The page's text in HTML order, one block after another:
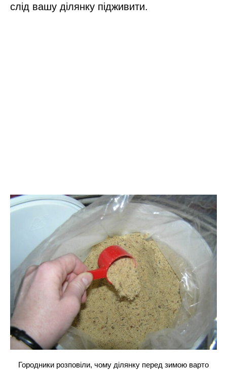
слід вашу ділянку підживити.
Городники розповіли, чому ділянку перед зимою варто